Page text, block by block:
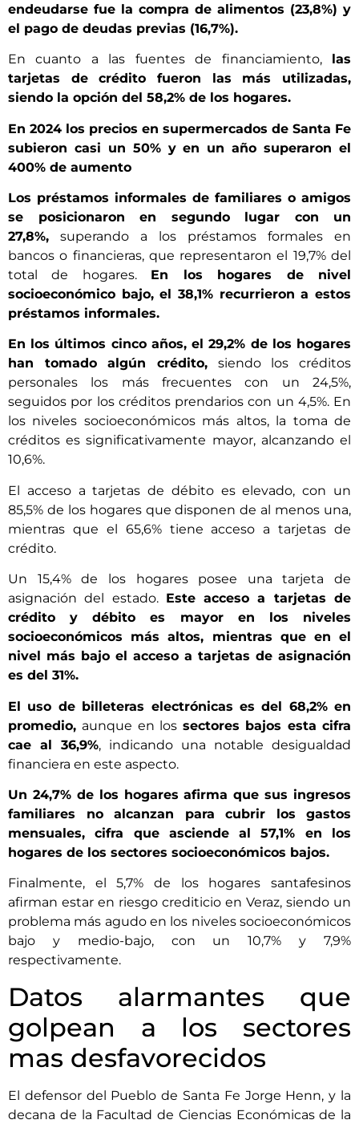
endeudarse fue la compra de alimentos (23,8%) y
el pago de deudas previas (16,7%).
En cuanto a las fuentes de financiamiento, las
tarjetas de crédito fueron las más utilizadas,
siendo la opción del 58,2% de los hogares.
En 2024 los precios en supermercados de Santa Fe
subieron casi un 50% y en un año superaron el
400% de aumento
Los préstamos informales de familiares o amigos
se posicionaron en segundo lugar con un
27,8%, superando a los préstamos formales en
bancos o financieras, que representaron el 19,7% del
total de hogares. En los hogares de nivel
socioeconómico bajo, el 38,1% recurrieron a estos
préstamos informales.
En los últimos cinco años, el 29,2% de los hogares
han tomado algún crédito, siendo los créditos
personales los más frecuentes con un 24,5%,
seguidos por los créditos prendarios con un 4,5%. En
los niveles socioeconómicos más altos, la toma de
créditos es significativamente mayor, alcanzando el
10,6%.
El acceso a tarjetas de débito es elevado, con un
85,5% de los hogares que disponen de al menos una,
mientras que el 65,6% tiene acceso a tarjetas de
crédito.
Un 15,4% de los hogares posee una tarjeta de
asignación del estado. Este acceso a tarjetas de
crédito y débito es mayor en los niveles
socioeconómicos más altos, mientras que en el
nivel más bajo el acceso a tarjetas de asignación
es del 31%.
El uso de billeteras electrónicas es del 68,2% en
promedio, aunque en los sectores bajos esta cifra
cae al 36,9%, indicando una notable desigualdad
financiera en este aspecto.
Un 24,7% de los hogares afirma que sus ingresos
familiares no alcanzan para cubrir los gastos
mensuales, cifra que asciende al 57,1% en los
hogares de los sectores socioeconómicos bajos.
Finalmente, el 5,7% de los hogares santafesinos
afirman estar en riesgo crediticio en Veraz, siendo un
problema más agudo en los niveles socioeconómicos
bajo y medio-bajo, con un 10,7% y 7,9%
respectivamente.
Datos alarmantes que
golpean a los sectores
mas desfavorecidos
El defensor del Pueblo de Santa Fe Jorge Henn, y la
decana de la Facultad de Ciencias Económicas de la